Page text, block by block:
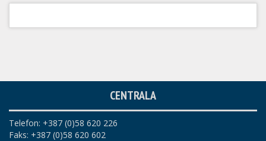
CENTRALA
Telefon: +387 (0)58 620 226
Faks: +387 (0)58 620 602